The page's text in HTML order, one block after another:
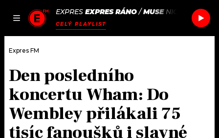
JAK
SEZNAM.CZ
EXPRES EXPRES RÁNO/MUSE NIGHTSHIFT
CELÝ PLAYLIST
DOMŮ
ČLÁNKY
AKTUÁLNĚ
PODCASTY
Expres FM
Den posledního
koncertu Wham: Do
Wembley přilákali 75
tisíc fanoušků i slavné